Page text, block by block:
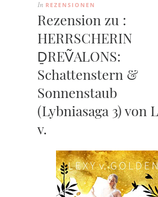
In REZENSIONEN
Rezension zu :
HERRSCHERIN
ḎREṼALONS:
Schattenstern &
Sonnenstaub
(Lybniasaga 3) von
v.